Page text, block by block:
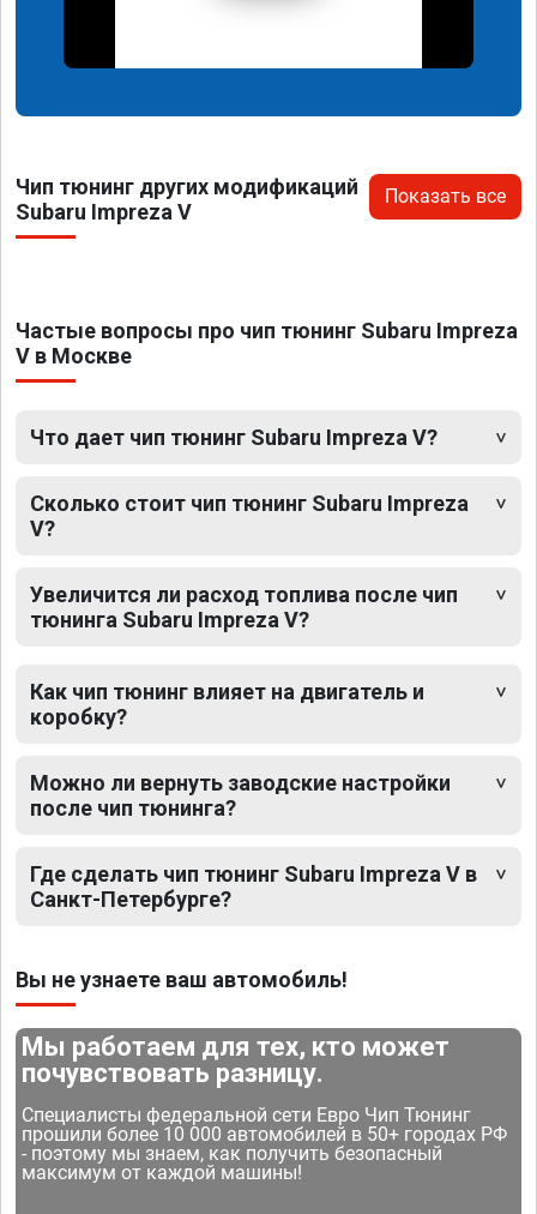
Чип тюнинг других модификаций
Subaru Impreza V
Показать все
Частые вопросы про чип тюнинг Subaru Impreza
V в Москве
Что дает чип тюнинг Subaru Impreza V?
Сколько стоит чип тюнинг Subaru Impreza
V?
Увеличится ли расход топлива после чип
тюнинга Subaru Impreza V?
Как чип тюнинг влияет на двигатель и
коробку?
Можно ли вернуть заводские настройки
после чип тюнинга?
Где сделать чип тюнинг Subaru Impreza V в
Санкт-Петербурге?
Вы не узнаете ваш автомобиль!
Мы работаем для тех, кто может
почувствовать разницу.
Специалисты федеральной сети Евро Чип Тюнинг
прошили более 10 000 автомобилей в 50+ городах РФ
- поэтому мы знаем, как получить безопасный
максимум от каждой машины!